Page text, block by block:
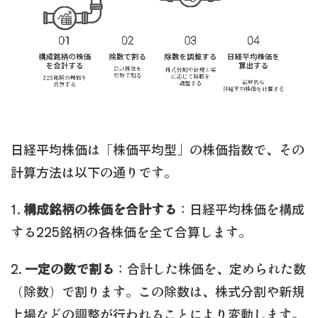
日経平均株価は「株価平均型」の株価指数で、その
計算方法は以下の通りです。
1.構成銘柄の株価を合計する ：日経平均株価を構成
する225銘柄の各株価を全て合算します。
2. 一定の数で割る ：合計した株価を、定められた数
（除数）で割ります。この除数は、株式分割や新規
上場などの調整が行われることにより変動します。